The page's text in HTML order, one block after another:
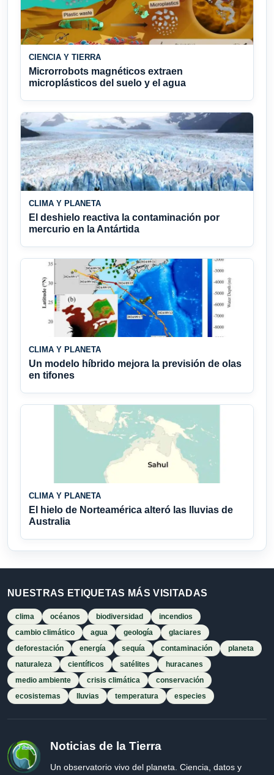
CIENCIA Y TIERRA
Microrrobots magnéticos extraen
microplásticos del suelo y el agua
CLIMA Y PLANETA
El deshielo reactiva la contaminación por
mercurio en la Antártida
CLIMA Y PLANETA
Un modelo híbrido mejora la previsión de olas
en tifones
CLIMA Y PLANETA
El hielo de Norteamérica alteró las lluvias de
Australia
NUESTRAS ETIQUETAS MÁS VISITADAS
clima océanos biodiversidad
incendios
cambio climático
agua geología
glaciares
deforestación
energía sequía contaminación
planeta
naturaleza
científicos satélites
huracanes
medio ambiente
crisis climática
conservación
ecosistemas
lluvias temperatura especies
Noticias de la Tierra
Un observatorio vivo del planeta. Ciencia, datos y